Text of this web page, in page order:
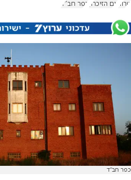
טרור יום הזיכרון כפר חב"ד
כפר חב"ד